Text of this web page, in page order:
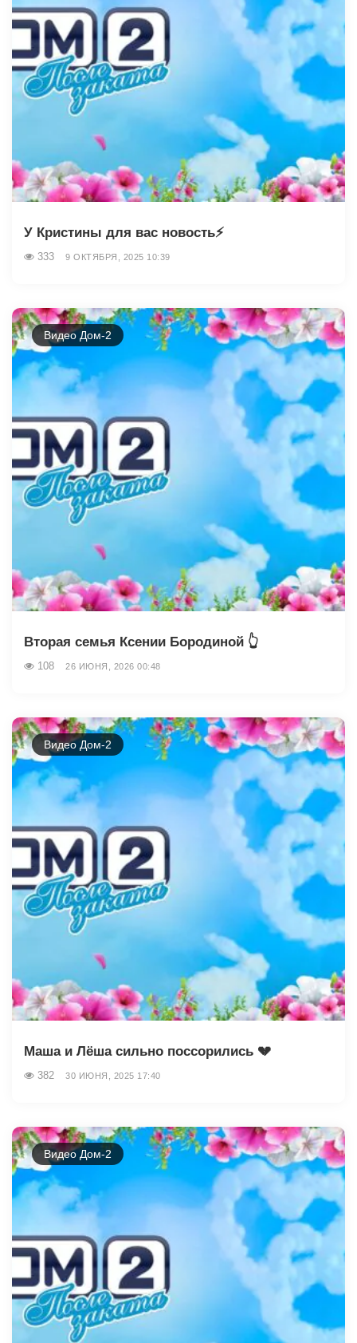
У Кристины для вас новость⚡
333 9 ОКТЯБРЯ, 2025 10:39
Видео Дом-2
Вторая семья Ксении Бородиной 👆
108 26 ИЮНЯ, 2026 00:48
Видео Дом-2
Маша и Лёша сильно поссорились 💔
382 30 ИЮНЯ, 2025 17:40
Видео Дом-2